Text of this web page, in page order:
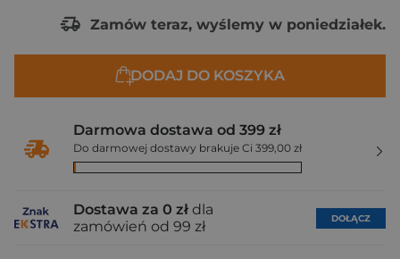
Zamów teraz, wyślemy w poniedziałek.
DODAJ DO KOSZYKA
Darmowa dostawa od 399 zł
Do darmowej dostawy brakuje Ci 399,00 zł
Dostawa za 0 zł dla
zamówień od 99 zł
DOŁĄCZ